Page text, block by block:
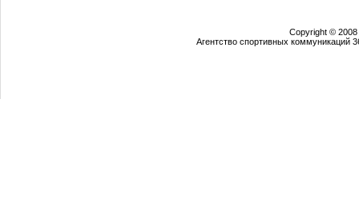
Copyright © 2008
Агентство спортивных коммуникаций